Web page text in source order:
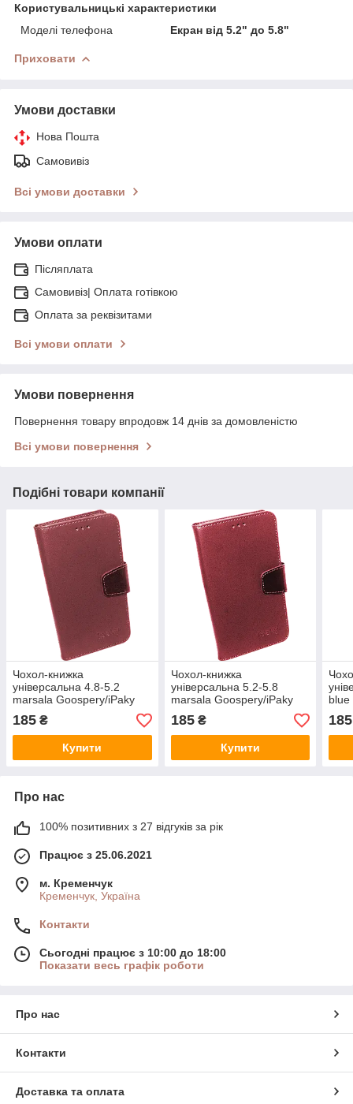
Користувальницькі характеристики
Моделі телефона
Екран від 5.2" до 5.8"
Приховати
Умови доставки
Нова Пошта
Самовивіз
Всі умови доставки
Умови оплати
Післяплата
Самовивіз| Оплата готівкою
Оплата за реквізитами
Всі умови оплати
Умови повернення
Повернення товару впродовж 14 днів за домовленістю
Всі умови повернення
Подібні товари компанії
Чохол-книжка
універсальна 4.8-5.2
marsala Goospery/iPaky
185 ₴
Купити
Чохол-книжка
універсальна 5.2-5.8
marsala Goospery/iPaky
185₴
Купити
blue
185
Про нас
100% позитивних з 27 відгуків за рік
Працює з 25.06.2021
м. Кременчук
Кременчук, Україна
Контакти
Сьогодні працює з 10:00 до 18:00
Показати весь графік роботи
Про нас
Контакти
Доставка та оплата